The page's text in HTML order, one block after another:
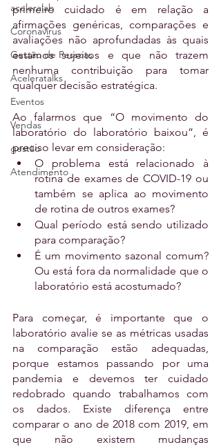
aceleralab
Coronavírus
Gestão de Pessoas
Aceleratalks
Eventos
Vendas
gestão
Atendimento
primeiro cuidado é em relação a
afirmações genéricas, comparações e
avaliações não aprofundadas às quais
estamos sujeitos e que não trazem
nenhuma contribuição para tomar
qualquer decisão estratégica.
Ao falarmos que “O movimento do
laboratório do laboratório baixou”, é
preciso levar em consideração:
O problema está relacionado à
rotina de exames de COVID-19 ou
também se aplica ao movimento
de rotina de outros exames?
Qual período está sendo utilizado
para comparação?
É um movimento sazonal comum?
Ou está fora da normalidade que o
laboratório está acostumado?
Para começar, é importante que o
laboratório avalie se as métricas usadas
na comparação estão adequadas,
porque estamos passando por uma
pandemia e devemos ter cuidado
redobrado quando trabalhamos com
os dados. Existe diferença entre
comparar o ano de 2018 com 2019, em
que não existem mudanças